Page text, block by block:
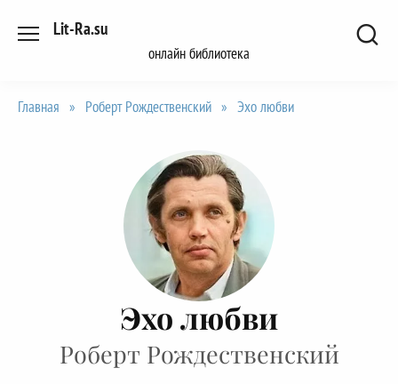
Lit-Ra.su
онлайн библиотека
Главная » Роберт Рождественский » Эхо любви
Эхо любви
Роберт Рождественский